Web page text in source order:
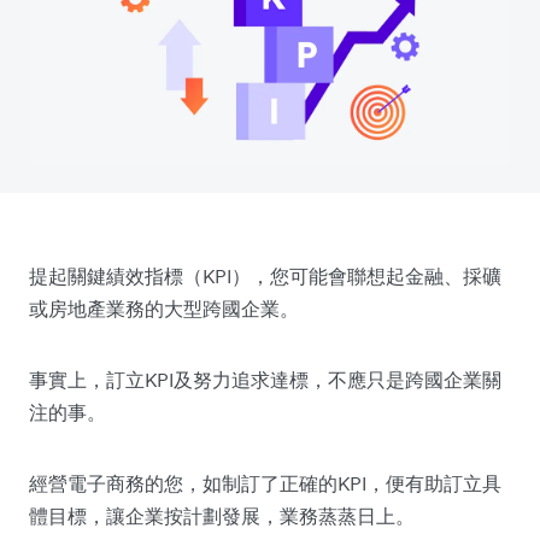
提起關鍵績效指標（KPI），您可能會聯想起金融、採礦
或房地產業務的大型跨國企業。
事實上，訂立KPI及努力追求達標，不應只是跨國企業關
注的事。
經營電子商務的您，如制訂了正確的KPI，便有助訂立具
體目標，讓企業按計劃發展，業務蒸蒸日上。